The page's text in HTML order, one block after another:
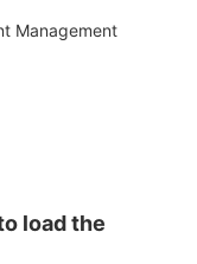
Management
load the